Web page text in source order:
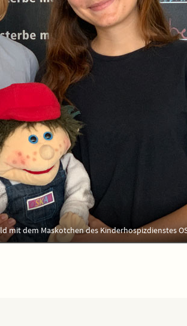
mit dem Maskotchen des Kinderhospizdienstes